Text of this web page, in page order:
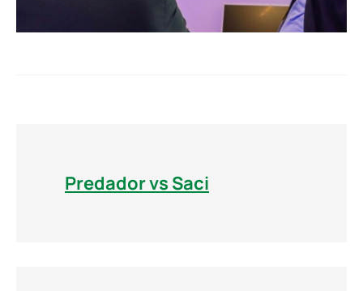
Predador vs Saci